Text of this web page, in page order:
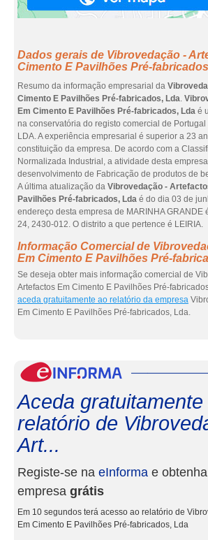
Dados gerais de Vibrovedação -
Cimento E Pavilhões Pré-
Resumo da informação empresarial da
Cimento E Pavilhões Pré-fabricados, Lda.
Em Cimento E Pavilhões Pré-fabricados, Lda é
na conservatória do registo comercial de
LDA. A experiência empresarial é superior a 23
constituição da empresa. De acordo com a
Normalizada Industrial, a atividade desta
desenvolvimento de Fabricação de produtos de
A última atualização da Vibrovedação -
Pavilhões Pré-fabricados, Lda é do dia 03 de
endereço desta empresa de MARINHA GRANDE
24, 2430-012. O distrito a que pertence é LEIRIA.
Informação Comercial de
Em Cimento E Pavilhões Pré-
Se deseja obter mais informação comercial de
Artefactos Em Cimento E Pavilhões Pré-
aceda gratuitamente ao relatório da empresa
Em Cimento E Pavilhões Pré-fabricados, Lda.
Aceda gratuitamente
relatório de
Art...
Registe-se na eInforma e obtenha
empresa grátis
Em 10 segundos terá acesso ao relatório de
Em Cimento E Pavilhões Pré-fabricados, Lda